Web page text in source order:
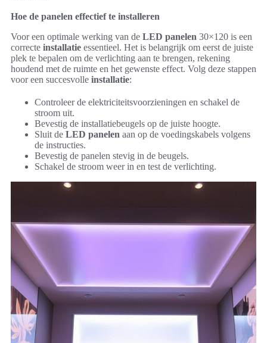
Hoe de panelen effectief te installeren
Voor een optimale werking van de LED panelen 30×120 is een
correcte installatie essentieel. Het is belangrijk om eerst de juiste
plek te bepalen om de verlichting aan te brengen, rekening
houdend met de ruimte en het gewenste effect. Volg deze stappen
voor een succesvolle installatie:
Controleer de elektriciteitsvoorzieningen en schakel de
stroom uit.
Bevestig de installatiebeugels op de juiste hoogte.
Sluit de LED panelen aan op de voedingskabels volgens
de instructies.
Bevestig de panelen stevig in de beugels.
Schakel de stroom weer in en test de verlichting.